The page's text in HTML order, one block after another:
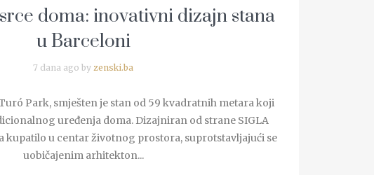
doma: inovativni dizajn stana
u Barceloni
7 dana ago by zenski.ba
Park, smješten je stan od 59 kvadratnih metara koji
uređenja doma. Dizajniran od strane SIGLA
kupatilo u centar životnog prostora, suprotstavljajući se
uobičajenim arhitekton...